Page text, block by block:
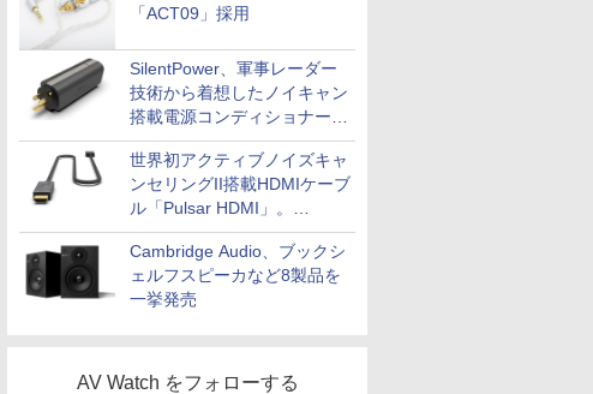
「ACT09」採用
SilentPower、軍事レーダー
技術から着想したノイキャン
搭載電源コンディショナー
「AC iPurifier2」
世界初アクティブノイズキャ
ンセリングII搭載HDMIケーブ
ル「Pulsar HDMI」。
SilentPowerから
Cambridge Audio、ブックシ
ェルフスピーカなど8製品を
一挙発売
AV Watch をフォローする